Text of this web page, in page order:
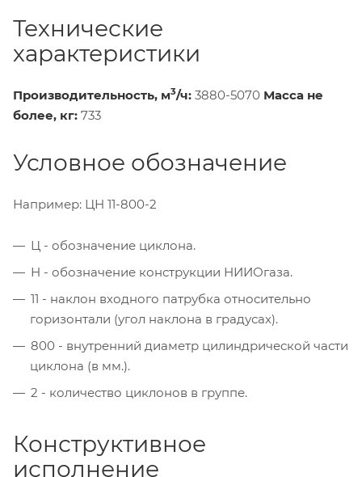
Технические
характеристики
Производительность, м3/ч: 3880-5070 Масса не
более, кг: 733
Условное обозначение
Например: ЦН 11-800-2
Ц - обозначение циклона.
Н - обозначение конструкции НИИОгаза.
11 - наклон входного патрубка относительно
горизонтали (угол наклона в градусах).
800 - внутренний диаметр цилиндрической части
циклона (в мм.).
2 - количество циклонов в группе.
Конструктивное
исполнение